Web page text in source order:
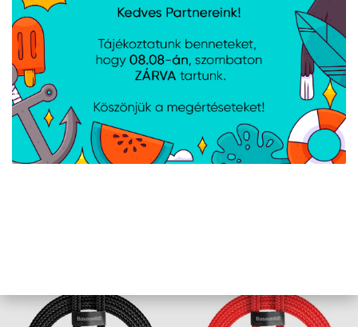
Termék színe
A weboldalon esetlegesen előforduló elektronikus feltöltési,
technikai hibákért felelősséget nem vállalunk.
AJÁNLATUNKBÓL